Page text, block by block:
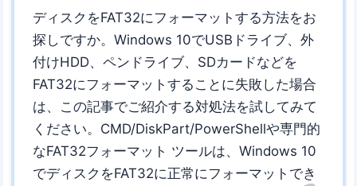
ディスクをFAT32にフォーマットする方法をお
探しですか。Windows 10でUSBドライブ、外
付けHDD、ペンドライブ、SDカードなどを
FAT32にフォーマットすることに失敗した場合
は、この記事でご紹介する対処法を試してみて
ください。CMD/DiskPart/PowerShellや専門的
なFAT32フォーマット ツールは、Windows 10
でディスクをFAT32に正常にフォーマットでき